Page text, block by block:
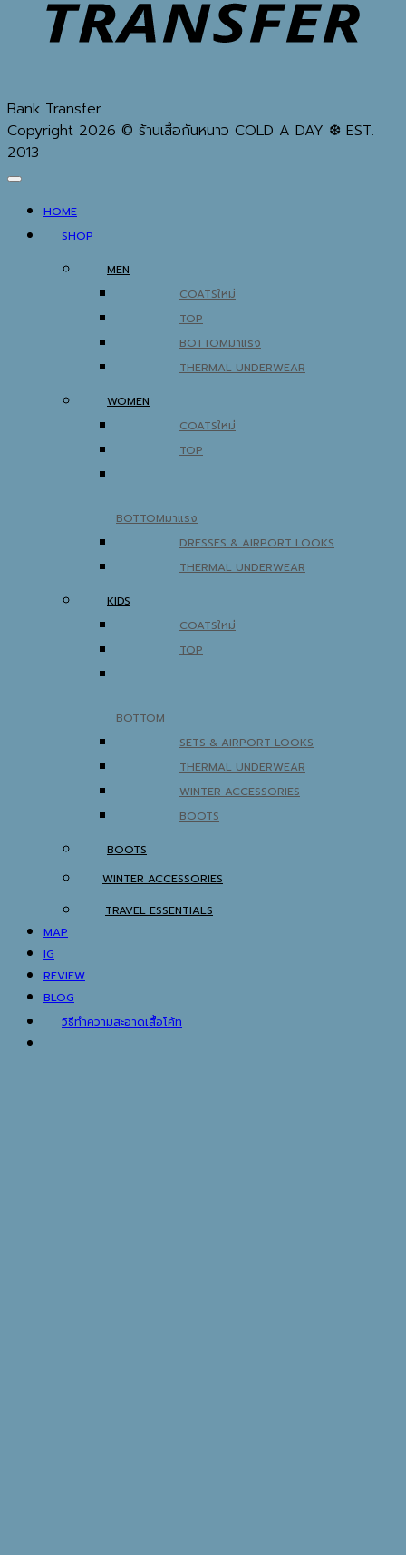
Bank Transfer
Copyright 2026 © ร้านเสื้อกันหนาว COLD A DAY ❆ EST.
2013
HOME
SHOP
MEN
COATS
TOP
BOTTOM
THERMAL UNDERWEAR
WOMEN
COATS
TOP
BOTTOM
DRESSES & AIRPORT LOOKS
THERMAL UNDERWEAR
KIDS
COATS
TOP
BOTTOM
SETS & AIRPORT LOOKS
THERMAL UNDERWEAR
WINTER ACCESSORIES
BOOTS
BOOTS
WINTER ACCESSORIES
TRAVEL ESSENTIALS
MAP
IG
REVIEW
BLOG
วิธีทำความสะอาดเสื้อโค้ท